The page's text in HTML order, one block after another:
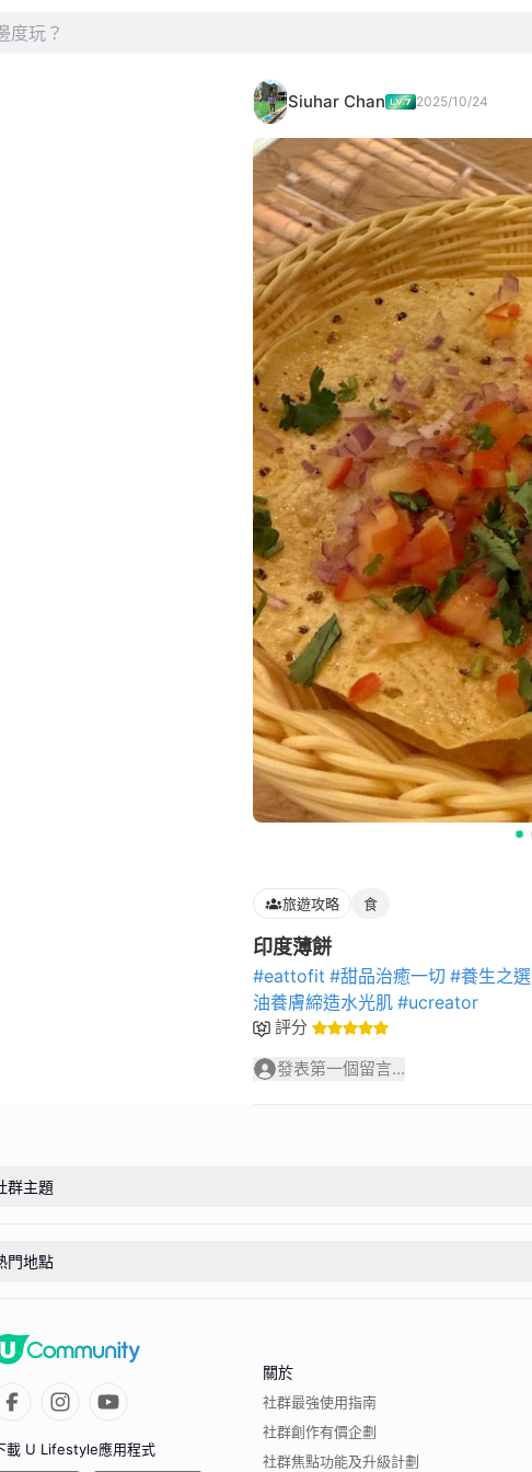
Siuhar Chan 2025/10/24
旅遊攻略 食
印度薄餅
#eattofit #甜品治癒一切 #養生之選
油養膚締造水光肌 #ucreator
評分
發表第一個留言...
群主題
門地點
載 U Lifestyle應用程式
關於
社群最強使用指南
社群創作有價企劃
社群焦點功能及升級計劃